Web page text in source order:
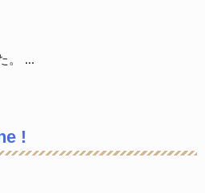
。 ...
!